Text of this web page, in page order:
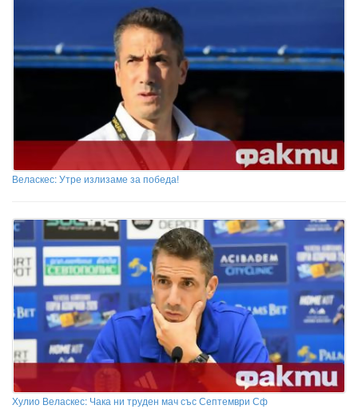
Веласкес: Утре излизаме за победа!
Хулио Веласкес: Чака ни труден мач със Септември Сф